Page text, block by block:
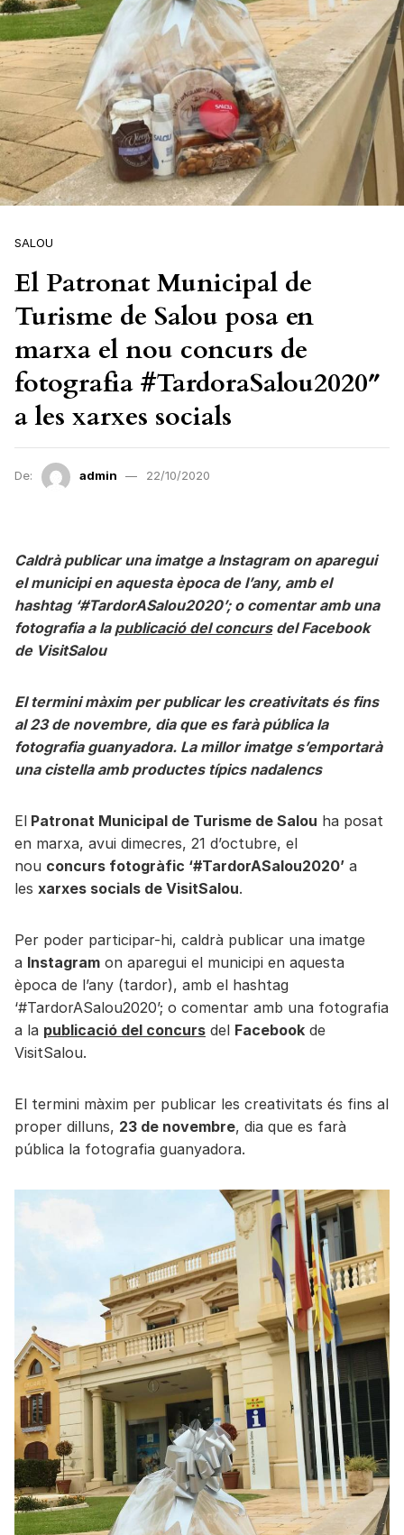
SALOU
El Patronat Municipal de
Turisme de Salou posa en
marxa el nou concurs de
fotografia #TardoraSalou2020″
a les xarxes socials
De: admin 22/10/2020
Caldrà publicar una imatge a Instagram on aparegui
el municipi en aquesta època de l’any, amb el
hashtag ‘#TardorASalou2020’; o comentar amb una
fotografia a la publicació del concursdel Facebook
de VisitSalou
El termini màxim per publicar les creativitats és fins
al 23 de novembre, dia que es farà pública la
fotografia guanyadora. La millor imatge s’emportarà
una cistella amb productes típics nadalencs
El Patronat Municipal de Turisme de Salou ha posat
en marxa, avui dimecres, 21 d’octubre, el
nou concurs fotogràfic ‘#TardorASalou2020’ a
les xarxes socials de VisitSalou.
Per poder participar-hi, caldrà publicar una imatge
a Instagram on aparegui el municipi en aquesta
època de l’any (tardor), amb el hashtag
‘#TardorASalou2020’; o comentar amb una fotografia
a la publicació del concurs del Facebook de
VisitSalou.
El termini màxim per publicar les creativitats és fins al
proper dilluns, 23 de novembre, dia que es farà
pública la fotografia guanyadora.